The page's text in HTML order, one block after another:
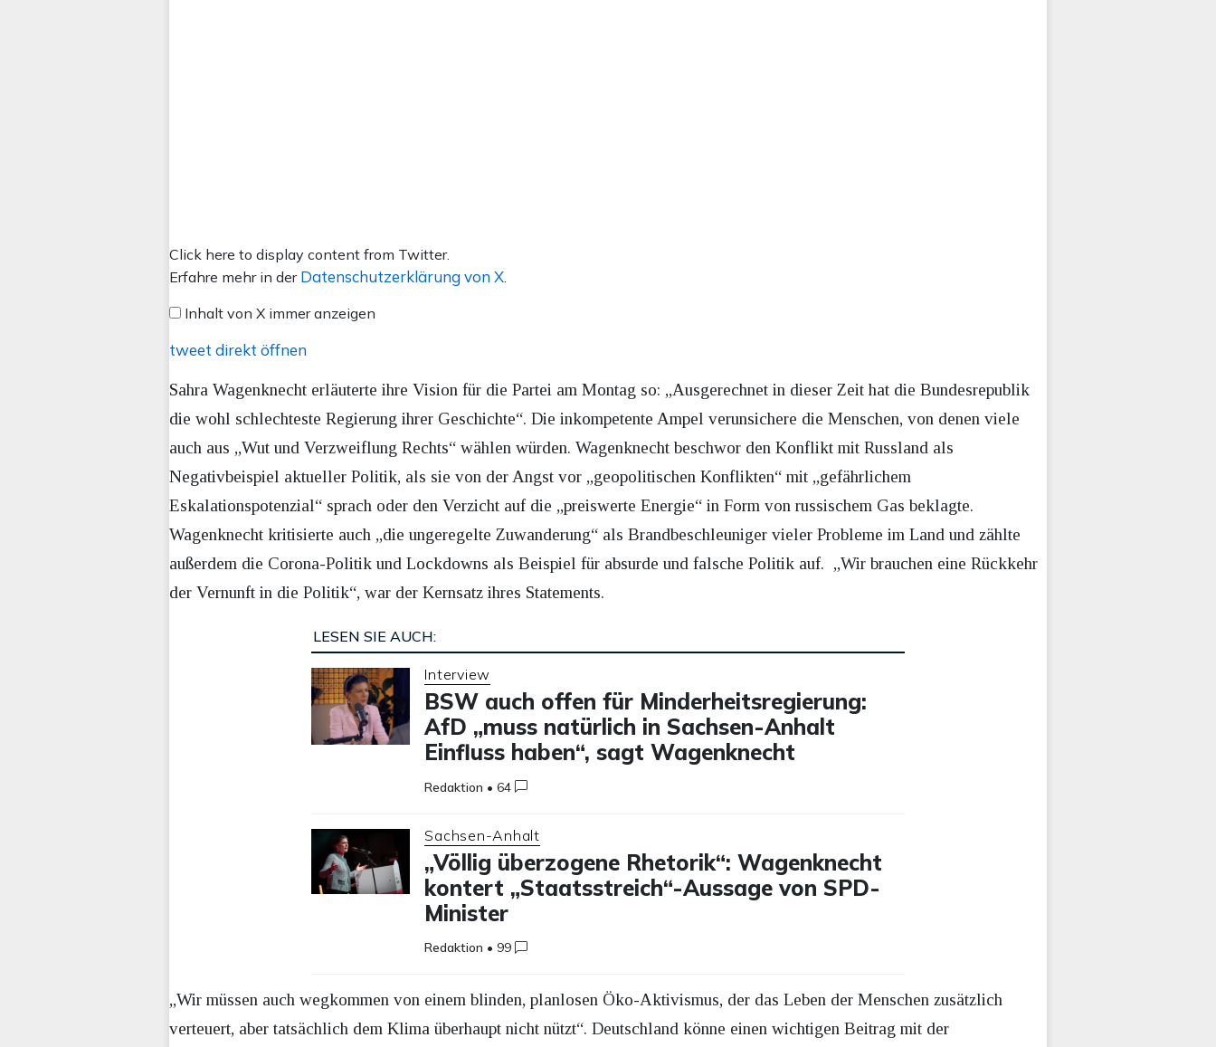
Inhalt
von
anzeigen
Click here to display content from Twitter.
Erfahre mehr in der Datenschutzerklärung von X
Inhalt von X immer anzeigen
tweet direkt öffnen
Sahra Wagenknecht erläuterte ihre Vision für die Partei am Montag so: „Ausgerechnet in dieser Zeit hat die Bundesrepublik
die wohl schlechteste Regierung ihrer Geschichte“. Die inkompetente Ampel verunsichere die Menschen, von denen viele
auch aus „Wut und Verzweiflung Rechts“ wählen würden. Wagenknecht beschwor den Konflikt mit Russland als
Negativbeispiel aktueller Politik, als sie von der Angst vor „geopolitischen Konflikten“ mit „gefährlichem
Eskalationspotenzial“ sprach oder den Verzicht auf die „preiswerte Energie“ in Form von russischem Gas beklagte.
Wagenknecht kritisierte auch „die ungeregelte Zuwanderung“ als Brandbeschleuniger vieler Probleme im Land und zählte
außerdem die Corona-Politik und Lockdowns als Beispiel für absurde und falsche Politik auf. „Wir brauchen eine Rückkehr
der Vernunft in die Politik“, war der Kernsatz ihres Statements.
LESEN SIE AUCH:
Interview
BSW auch offen für Minderheitsregierung:
AfD „muss natürlich in Sachsen-Anhalt
Einfluss haben“, sagt Wagenknecht
Redaktion •64
Sachsen-Anhalt
„Völlig überzogene Rhetorik“: Wagenknecht
kontert „Staatsstreich“-Aussage von SPD-
Minister
Redaktion • 99
„Wir müssen auch wegkommen von einem blinden, planlosen Öko-Aktivismus, der das Leben der Menschen zusätzlich
verteuert, aber tatsächlich dem Klima überhaupt nicht nützt“. Deutschland könne einen wichtigen Beitrag mit der